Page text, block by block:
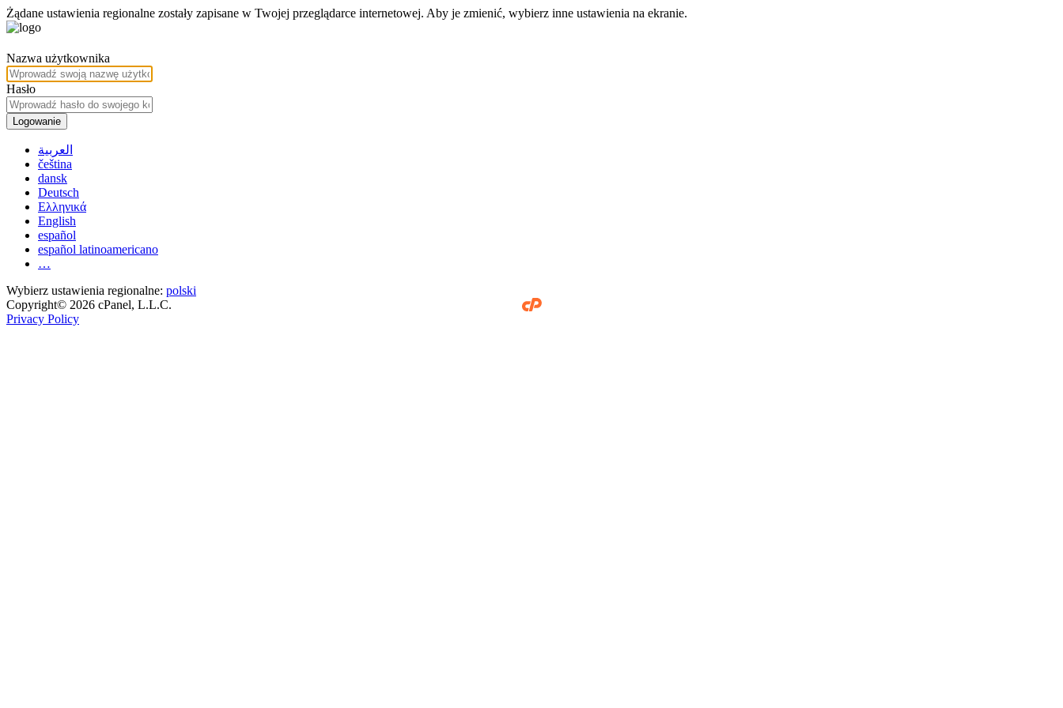
Żądane ustawienia regionalne zostały zapisane w Twojej przeglądarce internetowej. Aby je zmienić, wybierz inne ustawienia na ekranie.
Nazwa użytkownika
Hasło
Logowanie
العربية
čeština
dansk
Deutsch
Ελληνικά
English
español
español latinoamericano
…
Wybierz ustawienia regionalne: polski
Copyright© 2026 cPanel, L.L.C.
Privacy Policy